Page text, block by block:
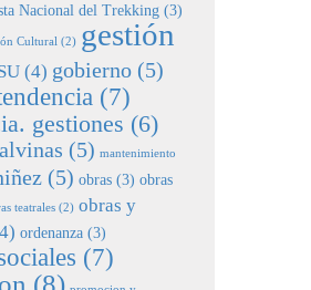
Nacional del Trekking (3)
Cultural (2) gestión
(4) gobierno (5)
(7)
gestiones (6)
(5) mantenimiento
(5) obras (3) obras
teatrales (2) obras y
ordenanza (3)
(7)
(8)